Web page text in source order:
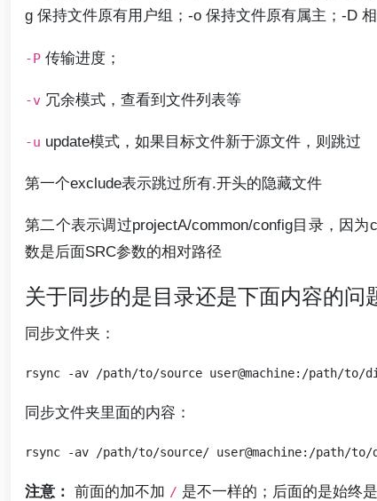
g 保持文件原有用户组；-o 保持文件原有属主；-D
-P 传输进度；
-v 冗余模式，查看到文件列表等
-u update模式，如果目标文件新于源文件，则跳过
第一个exclude表示跳过所有.开头的隐藏文件
第二个表示调过projectA/common/config目录，因
数是后面SRC参数的相对路径
关于同步的是目录还是下面内容的问
同步文件夹：
同步文件夹里面的内容：
注意： 前面的加不加 / 是不一样的；后面的是始终